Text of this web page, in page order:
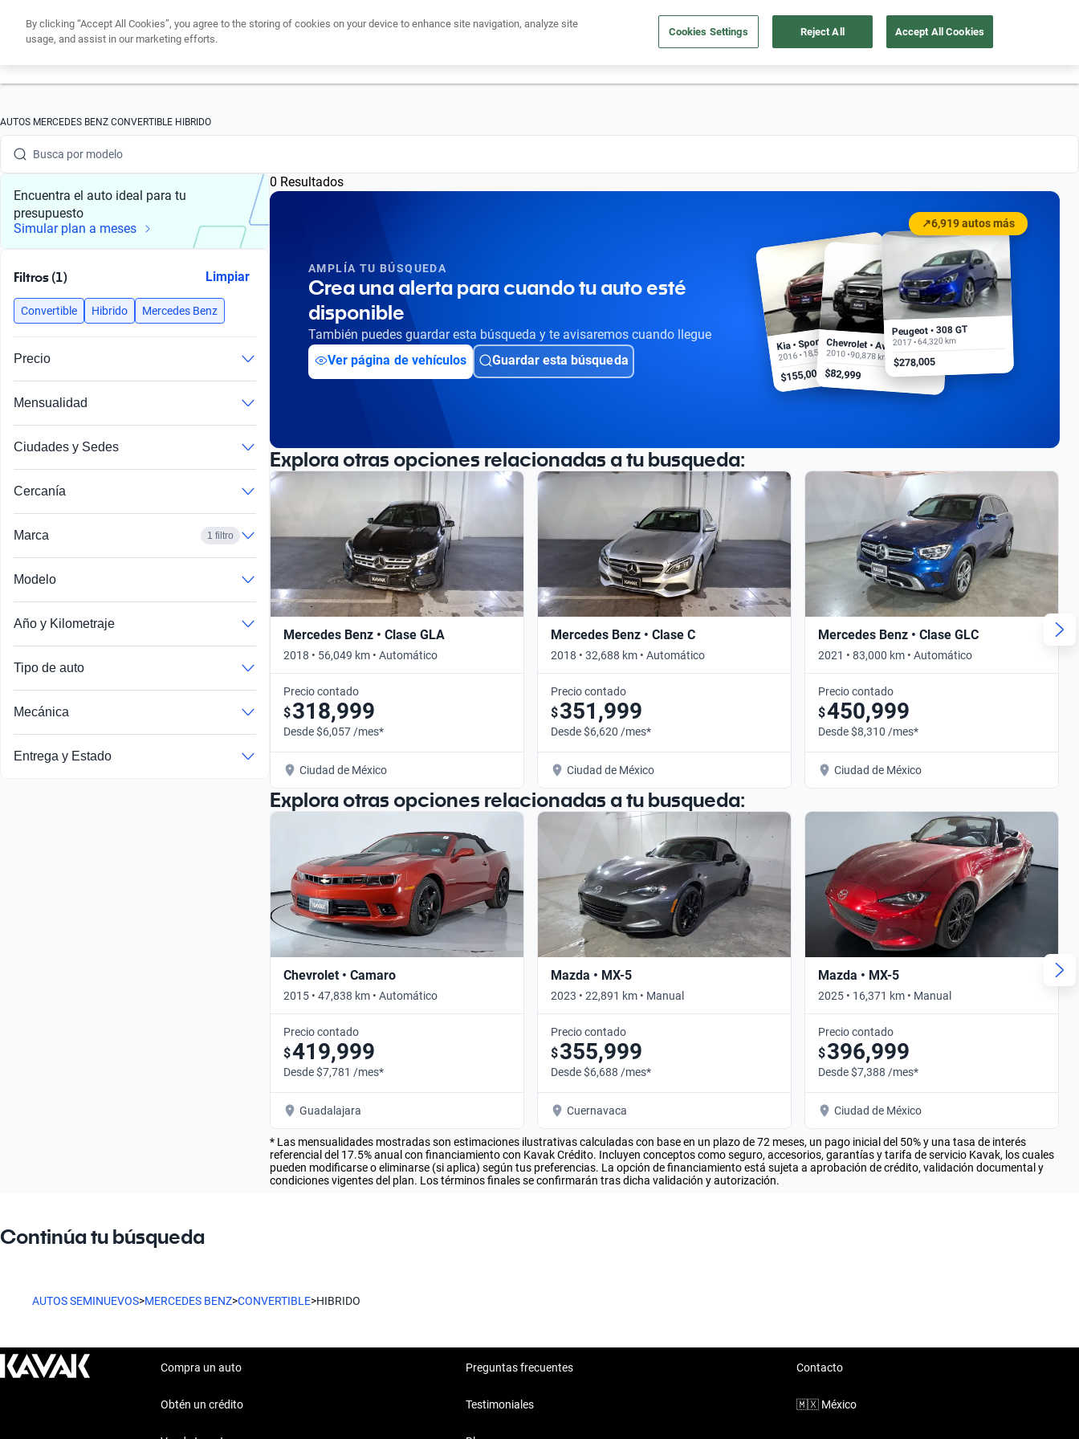
Cuida tu auto Nosotros 55 4162 9202 Ubicación
AUTOS MERCEDES BENZ CONVERTIBLE HIBRIDO
Busca por marca
Busca por modelo
Busca por versión
Busca por año
Busca por modelo
Busca por año
Encuentra el auto ideal para tu
presupuesto
Simular plan a meses
Filtros (1) Limpiar
Convertible Hibrido Mercedes Benz
Precio
Mensualidad
Ciudades y Sedes
Cercanía
Marca 1 filtro
Modelo
Año y Kilometraje
Tipo de auto
Mecánica
Entrega y Estado
0 Resultados
AMPLÍA TU BÚSQUEDA
Crea una alerta para cuando tu auto esté
disponible
También puedes guardar esta búsqueda y te avisaremos cuando llegue
Ver página de vehículos
Guardar esta búsqueda
↗6,919 autos más
Kia • Sportage EX
2016 • 18,500 km
$155,000
Chevrolet • Aveo
2010 • 90,878 km
$82,999
Peugeot • 308 GT
2017 • 64,320 km
$278,005
Explora otras opciones relacionadas a tu busqueda:
Mercedes Benz • Clase GLA
2018 • 56,049 km • Automático
Precio contado
$318,999
Desde $6,057 /mes*
Ciudad de México
Mercedes Benz • Clase C
2018 • 32,688 km • Automático
Precio contado
$351,999
Desde $6,620 /mes*
Ciudad de México
Mercedes Benz • Clase GLC
2021 • 83,000 km • Automático
Precio contado
$450,999
Desde $8,310 /mes*
Ciudad de México
Explora otras opciones relacionadas a tu busqueda:
Chevrolet • Camaro
2015 • 47,838 km • Automático
Precio contado
$419,999
Desde $7,781 /mes*
Guadalajara
Mazda • MX-5
2023 • 22,891 km • Manual
Precio contado
$355,999
Desde $6,688 /mes*
Cuernavaca
Mazda • MX-5
2025 • 16,371 km • Manual
Precio contado
$396,999
Desde $7,388 /mes*
Ciudad de México
* Las mensualidades mostradas son estimaciones ilustrativas calculadas con base en un plazo de 72 meses, un pago inicial del 50% y una tasa de interés
referencial del 17.5% anual con financiamiento con Kavak Crédito. Incluyen conceptos como seguro, accesorios, garantías y tarifa de servicio Kavak, los cuales
pueden modificarse o eliminarse (si aplica) según tus preferencias. La opción de financiamiento está sujeta a aprobación de crédito, validación documental y
condiciones vigentes del plan. Los términos finales se confirmarán tras dicha validación y autorización.
Continúa tu búsqueda
AUTOS SEMINUEVOS>MERCEDES BENZ>CONVERTIBLE>HIBRIDO
Compra un auto
Obtén un crédito
Preguntas frecuentes
Testimoniales
Contacto
🇲🇽 México
By clicking “Accept All Cookies”, you agree to the storing of cookies on your device to enhance site navigation, analyze site
usage, and assist in our marketing efforts.
Cookies Settings Reject All Accept All Cookies